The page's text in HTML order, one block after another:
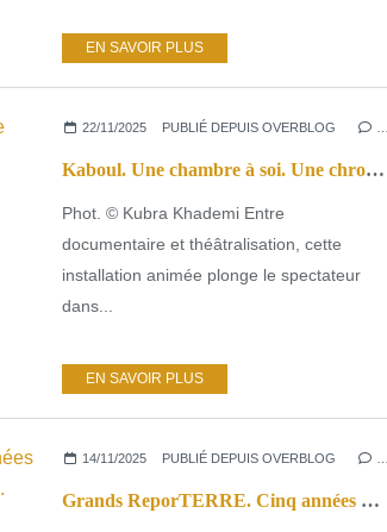
EN SAVOIR PLUS
22/11/2025 PUBLIÉ DEPUIS OVERBLOG
Kaboul. Une chambre à soi. Une chronique d’effacement et de résistance.
Phot. © Kubra Khademi Entre
documentaire et théâtralisation, cette
installation animée plonge le spectateur
dans...
EN SAVOIR PLUS
14/11/2025 PUBLIÉ DEPUIS OVERBLOG
Grands ReporTERRE. Cinq années pour « mettre en pièce » l’actualité.